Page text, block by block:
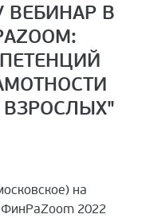
ВЕБИНАР В
на
2022